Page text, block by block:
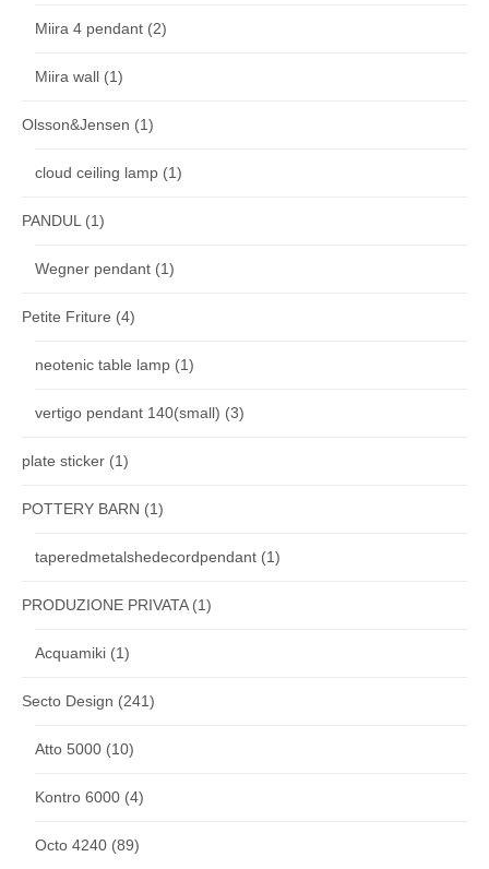
Miira 4 pendant (2)
Miira wall (1)
Olsson&Jensen (1)
cloud ceiling lamp (1)
PANDUL (1)
Wegner pendant (1)
Petite Friture (4)
neotenic table lamp (1)
vertigo pendant 140(small) (3)
plate sticker (1)
POTTERY BARN (1)
taperedmetalshedecordpendant (1)
PRODUZIONE PRIVATA(1)
Acquamiki (1)
Secto Design (241)
Atto 5000 (10)
Kontro 6000 (4)
Octo 4240 (89)